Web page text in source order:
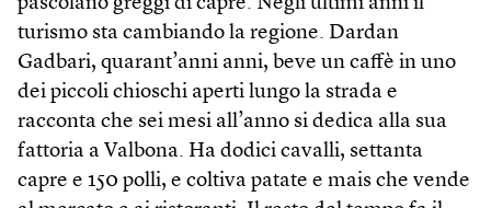
turismo sta cambiando la regione. Dardan
Gadbari, quarant’anni anni, beve un caffè in uno
dei piccoli chioschi aperti lungo la strada e
racconta che sei mesi all’anno si dedica alla sua
fattoria a Valbona. Ha dodici cavalli, settanta
capre e 150 polli, e coltiva patate e mais che vende